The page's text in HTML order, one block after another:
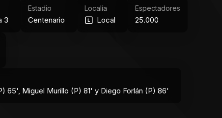
3
Estadio
Centenario
Localía
Local
Espectadores
25.000
65', Miguel Murillo (P) 81' y Diego Forlán (P) 86'